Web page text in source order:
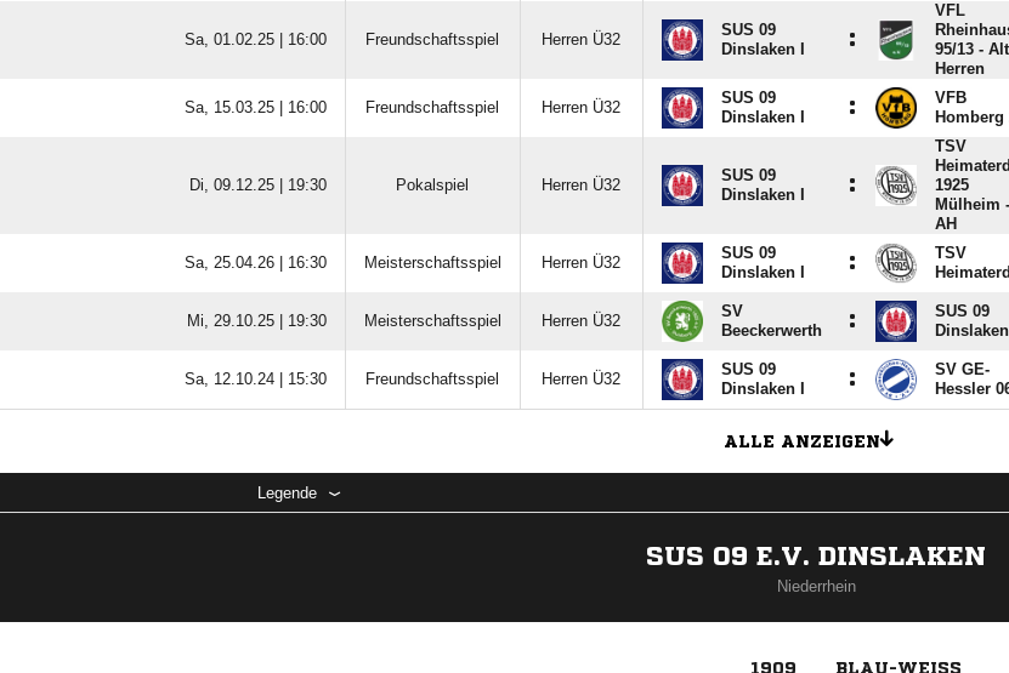
Sa, 01.02.25 | 16:00 Freundschaftsspiel Herren Ü32
SUS 09
Dinslaken I
:
VFL
95/​13 -
Herren
Sa, 15.03.25 | 16:00 Freundschaftsspiel Herren Ü32
SUS 09
Dinslaken I
:
VFB
Homberg
Di, 09.12.25 | 19:30 Pokalspiel Herren Ü32
SUS 09
Dinslaken I
:
TSV
1925
Mülheim -
AH
Sa, 25.04.26 | 16:30 Meisterschaftsspiel Herren Ü32
SUS 09
Dinslaken I
:
TSV
Mi, 29.10.25 | 19:30 Meisterschaftsspiel Herren Ü32
SV
Beeckerwerth
:
SUS 09
Dinslaken I
Sa, 12.10.24 | 15:30 Freundschaftsspiel Herren Ü32
SUS 09
Dinslaken I
:
SV GE-
Hessler
ALLE ANZEIGEN
Legende
SUS 09 E.V. DINSLAKEN
Niederrhein
1909 BLAU-WEISS